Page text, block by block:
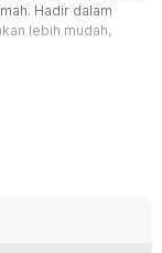
Hadir dalam
lebih mudah,
daya serap